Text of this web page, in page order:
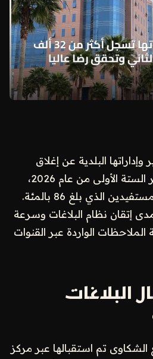
البلدية عن إغلاق
32,585 بلاغًا خلال الأشهر الستة الأولى من عام 2026،
متجاوزةً مستوى رضا المستفيدين الذي بلغ 86 بالمئة.
إتقان نظام البلاغات وسرعة
الواردة عبر القنوات
البلاغات
تم استقبالها عبر مركز